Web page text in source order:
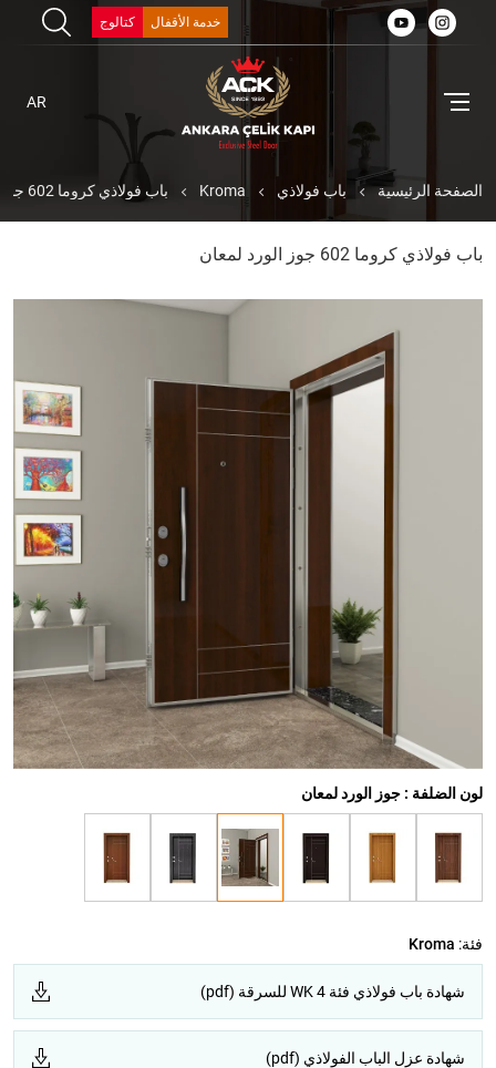
خدمة الأقفال كتالوج
AR
الصفحة الرئيسية باب فولاذي Kroma باب فولاذي كروما 602 جوز الورد لمعان
باب فولاذي كروما 602 جوز الورد لمعان
لون الضلفة : جوز الورد لمعان
فئة: Kroma
شهادة باب فولاذي فئة WK 4 للسرقة (pdf)
شهادة عزل الباب الفولاذي (pdf)